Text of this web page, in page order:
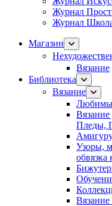
Журнал
Журнал
Магазин
Вязание
Библиотека
Вязание
Пледы,
Узоры,
обвязка
Вязание